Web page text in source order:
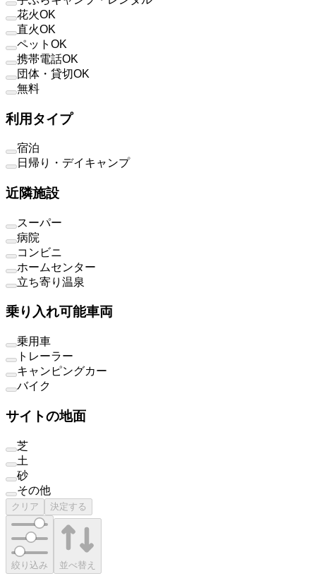
花火OK
直火OK
ペットOK
携帯電話OK
団体・貸切OK
無料
利用タイプ
宿泊
日帰り・デイキャンプ
近隣施設
スーパー
病院
コンビニ
ホームセンター
立ち寄り温泉
乗り入れ可能車両
乗用車
トレーラー
キャンピングカー
バイク
サイトの地面
芝
土
砂
その他
クリア 決定する
絞り込み 並べ替え